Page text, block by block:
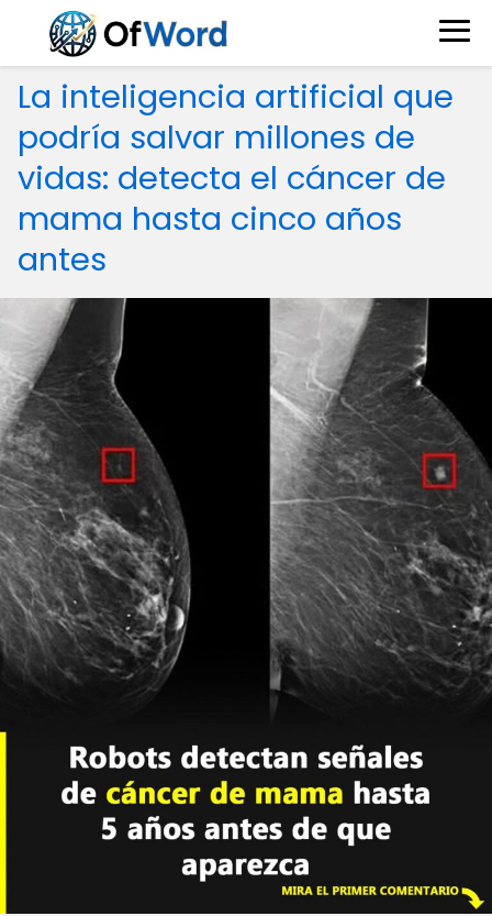
La inteligencia artificial que
podría salvar millones de
vidas: detecta el cáncer de
mama hasta cinco años
antes